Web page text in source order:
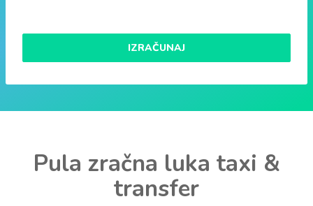
IZRAČUNAJ
Pula zračna luka taxi &
transfer